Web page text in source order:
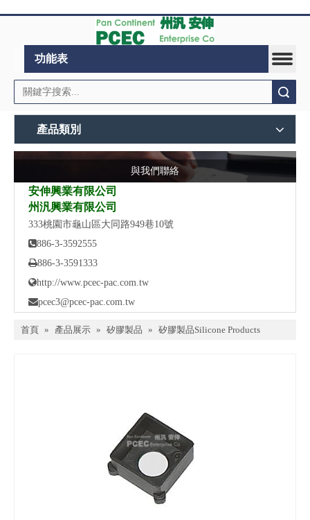
功能表
產品類別
與我們聯絡
安伸興業有限公司
州汎興業有限公司
333桃園市龜山區大同路949巷10號
886-3-3592555
886-3-3591333
http://www.pcec-pac.com.tw
pcec3@pcec-pac.com.tw
首頁 » 產品展示 » 矽膠製品 » 矽膠製品Silicone Products